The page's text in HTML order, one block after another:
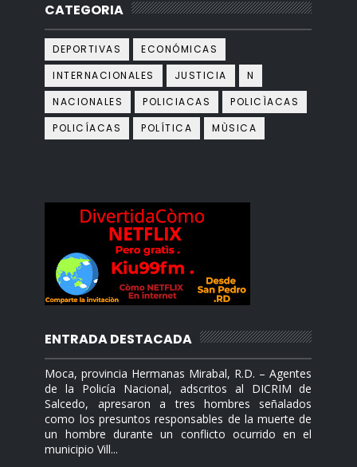
CATEGORIA
DEPORTIVAS
ECONÓMICAS
INTERNACIONALES
JUSTICIA
N
NACIONALES
POLICIACAS
POLICÌACAS
POLICÍACAS
POLÍTICA MÙSICA
ENTRADA DESTACADA
Moca, provincia Hermanas Mirabal, R.D. – Agentes
de la Policía Nacional, adscritos al DICRIM de
Salcedo, apresaron a tres hombres señalados
como los presuntos responsables de la muerte de
un hombre durante un conflicto ocurrido en el
municipio Vill...